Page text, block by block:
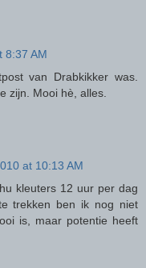
8:37 AM
van Drabkikker was.
zijn. Mooi hè, alles.
at 10:13 AM
kleuters 12 uur per dag
trekken ben ik nog niet
is, maar potentie heeft